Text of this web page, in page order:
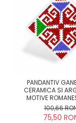
PANDANTIV
CERAMICA SI
MOTIVE
MOLDOVA -
100,66
75,50